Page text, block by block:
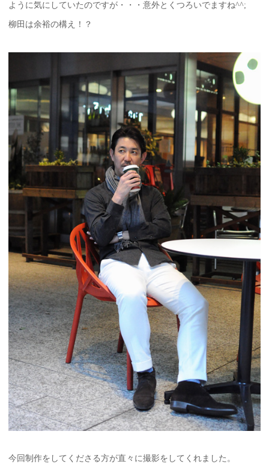
ように気にしていたのですが・・・意外とくつろいでますね^^;
柳田は余裕の構え！？
今回制作をしてくださる方が直々に撮影をしてくれました。